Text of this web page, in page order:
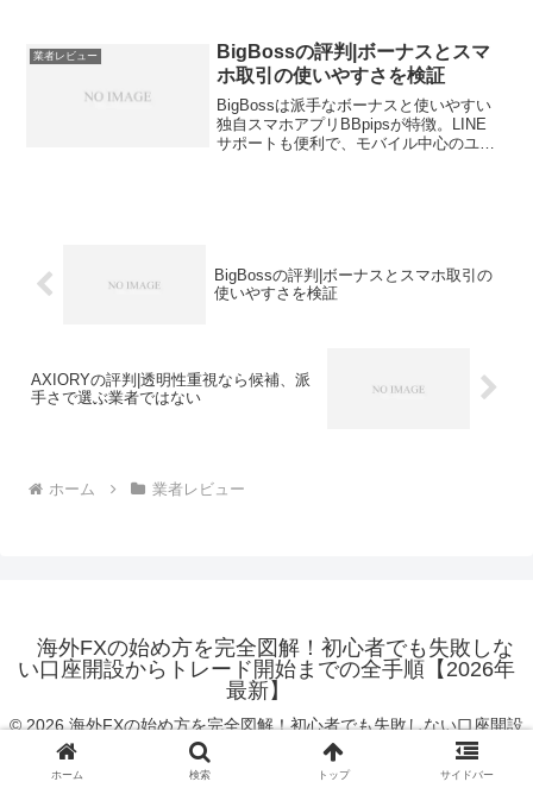
2社目向き。
業者レビュー
BigBossの評判|ボーナスとスマ
ホ取引の使いやすさを検証
BigBossは派手なボーナスと使いやすい
独自スマホアプリBBpipsが特徴。LINE
サポートも便利で、モバイル中心のユー
BigBossの評判|ボーナスとスマホ取引の
使いやすさを検証
AXIORYの評判|透明性重視なら候補、派
手さで選ぶ業者ではない
ホーム 業者レビュー
海外FXの始め方を完全図解！初心者でも失敗しな
い口座開設からトレード開始までの全手順【2026年
最新】
© 2026 海外FXの始め方を完全図解！初心者でも失敗しない口座開設
からトレード開始までの全手順【2026年最新】.
ホーム 検索 トップ サイドバー